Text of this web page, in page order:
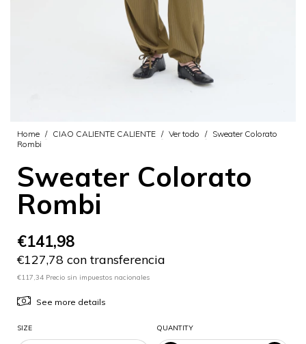
Home / CIAO CALIENTE CALIENTE / Ver todo / Sweater Colorato
Rombi
Sweater Colorato
Rombi
€141,98
€127,78 con transferencia
€117,34 Precio sin impuestos nacionales
See more details
SIZE QUANTITY